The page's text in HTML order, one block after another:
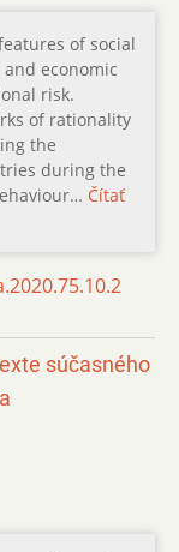
of social
economic
risk.
of rationality
the
during the
Čítať
súčasného